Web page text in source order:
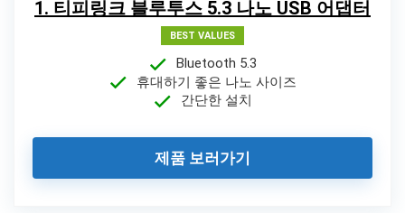
1. 티피링크 블루투스 5.3 나노 USB 어댑터
BEST VALUES
Bluetooth 5.3
휴대하기 좋은 나노 사이즈
간단한 설치
제품 보러가기